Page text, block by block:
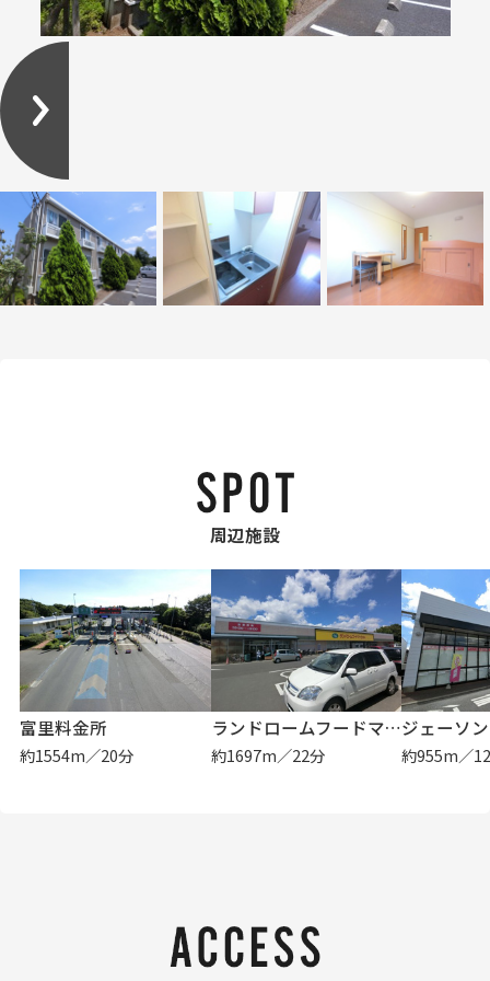
周辺施設
富里料金所
約1554m／20分
ランドロームフードマーケット 富里店
約1697m／22分
ジェーソ
約955m／